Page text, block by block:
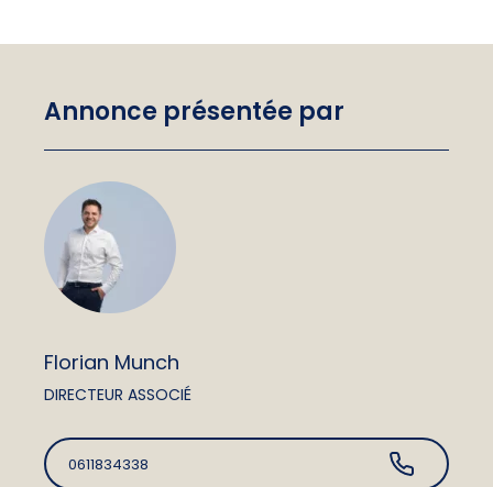
Annonce présentée par
Florian Munch
DIRECTEUR ASSOCIÉ
0611834338